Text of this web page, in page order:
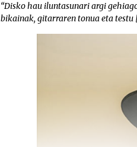
“Disko hau iluntasunari argi
bikainak, gitarraren tonua eta testu